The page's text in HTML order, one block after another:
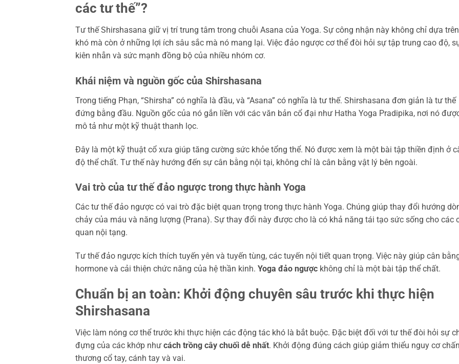
các tư thế”?
Tư thế Shirshasana giữ vị trí trung tâm trong chuỗi Asana của Yoga. Sự công nhận này không chỉ dựa
khó mà còn ở những lợi ích sâu sắc mà nó mang lại. Việc đảo ngược cơ thể đòi hỏi sự tập trung cao độ,
kiên nhẫn và sức mạnh đồng bộ của nhiều nhóm cơ.
Khái niệm và nguồn gốc của Shirshasana
Trong tiếng Phạn, “Shirsha” có nghĩa là đầu, và “Asana” có nghĩa là tư thế. Shirshasana đơn giản là tư thế
đứng bằng đầu. Nguồn gốc của nó gắn liền với các văn bản cổ đại như Hatha Yoga Pradipika, nơi nó
mô tả như một kỹ thuật thanh lọc.
Đây là một kỹ thuật cổ xưa giúp tăng cường sức khỏe tổng thể. Nó được xem là một bài tập thiền định ở
độ thể chất. Tư thế này hướng đến sự cân bằng nội tại, không chỉ là cân bằng vật lý bên ngoài.
Vai trò của tư thế đảo ngược trong thực hành Yoga
Các tư thế đảo ngược có vai trò đặc biệt quan trọng trong thực hành Yoga. Chúng giúp thay đổi hướng
chảy của máu và năng lượng (Prana). Sự thay đổi này được cho là có khả năng tái tạo sức sống cho các
quan nội tạng.
Tư thế đảo ngược kích thích tuyến yên và tuyến tùng, các tuyến nội tiết quan trọng. Việc này giúp cân
hormone và cải thiện chức năng của hệ thần kinh. Yoga đảo ngược không chỉ là một bài tập thể chất.
Chuẩn bị an toàn: Khởi động chuyên sâu trước khi thực hiện
Shirshasana
Việc làm nóng cơ thể trước khi thực hiện các động tác khó là bắt buộc. Đặc biệt đối với tư thế đòi hỏi sự
đựng của các khớp như cách trồng cây chuối dễ nhất. Khởi động đúng cách giúp giảm thiểu nguy cơ chấn
thương cổ tay, cánh tay và vai.